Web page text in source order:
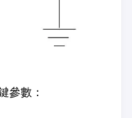
參數：